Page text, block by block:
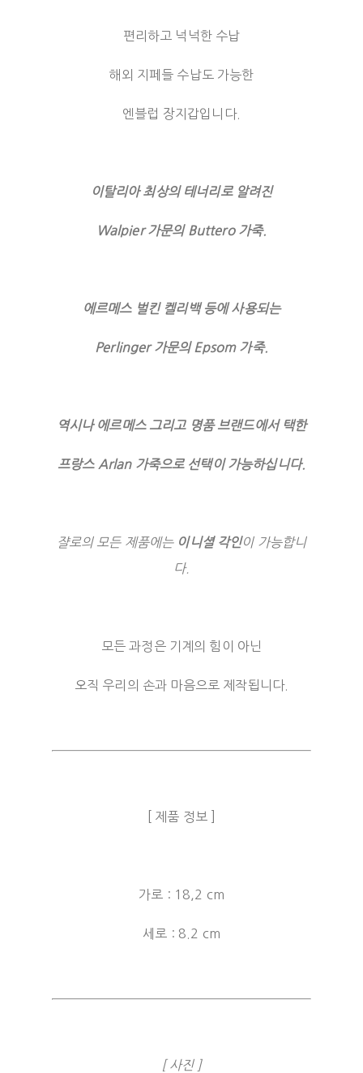
편리하고 넉넉한 수납
해외 지페들 수납도 가능한
엔블럽 장지갑입니다.
이탈리아 최상의 테너리로 알려진
Walpier 가문의 Buttero 가죽.
에르메스 벌킨 켈리백 등에 사용되는
Perlinger 가문의 Epsom 가죽.
역시나 에르메스 그리고 명품 브랜드에서 택한
프랑스 Arlan 가죽으로 선택이 가능하십니다.
쟐로의 모든 제품에는 이니셜 각인이 가능합니
다.
모든 과정은 기계의 힘이 아닌
오직 우리의 손과 마음으로 제작됩니다.
[ 제품 정보 ]
가로 : 18,2 cm
세로 : 8.2 cm
[ 사진 ]